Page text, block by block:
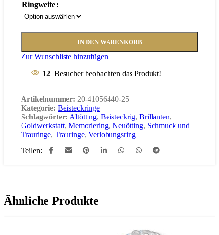
Ringweite
IN DEN WARENKORB
Zur Wunschliste hinzufügen
12 Besucher beobachten das Produkt!
Artikelnummer: 20-41056440-25
Kategorie: Beisteckringe
Schlagwörter: Altötting, Beisteckrig, Brillanten,
Goldwerkstatt, Memoriering, Neuötting, Schmuck und
Trauringe, Trauringe, Verlobungsring
Teilen:
Ähnliche Produkte